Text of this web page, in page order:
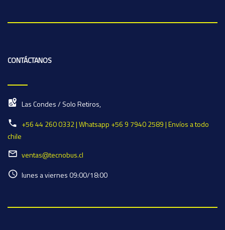
CONTÁCTANOS
Las Condes / Solo Retiros,
+56 44 260 0332 | Whatsapp +56 9 7940 2589 | Envíos a todo
chile
ventas@tecnobus.cl
lunes a viernes 09:00/18:00